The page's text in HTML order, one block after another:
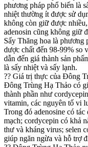
phương pháp phổ biến là
nhiệt thường ít được sử
không còn giữ được
adenosin cũng không giữ
Sấy Thăng hoa là phương
dược chất đến 98-99% so
dẫn đến giá thành sản
là sấy nhiệt và sấy lạnh.
?? Giá trị thực của Đông
Đông Trùng Hạ Thảo có
thành phần như
vitamin, các nguyên tố vi
Trong đó adenosine có
mạch; cordycepin có khả
thư và kháng virus; selen
giúp ngăn ngừa và hỗ trợ